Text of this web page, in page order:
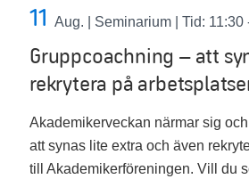
11 Aug. | Seminarium | Tid: 11:30
Gruppcoachning – att
rekrytera på
Akademikerveckan närmar sig
att synas lite extra och även
till Akademikerföreningen. Vill du